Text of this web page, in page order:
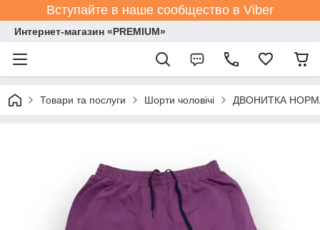
Вступайте в наше сообщество в Viber
Интернет-магазин «PREMIUM»
Товари та послуги Шорти чоловічі ДВОНИТКА НОРМА